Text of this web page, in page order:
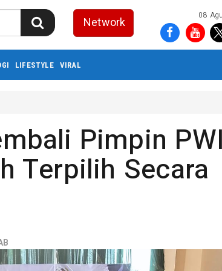
Network 08
LIFESTYLE VIRAL
Pimpin
Terpilih Secara